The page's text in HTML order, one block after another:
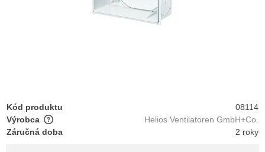
Kód produktu
08114
Výrobca
Helios Ventilatoren GmbH+Co.
Záručná doba
2 roky